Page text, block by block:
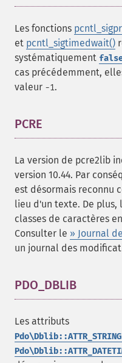
Les fonctions
et pcntl_sigtimedwait()
systématiquement
cas précédemment,
valeur -1.
PCRE
La version de pcre2lib
version 10.44. Par
est désormais reconnu
lieu d'un texte. De
classes de caractères
Consulter le » Journal
un journal des
PDO_DBLIB
Les attributs